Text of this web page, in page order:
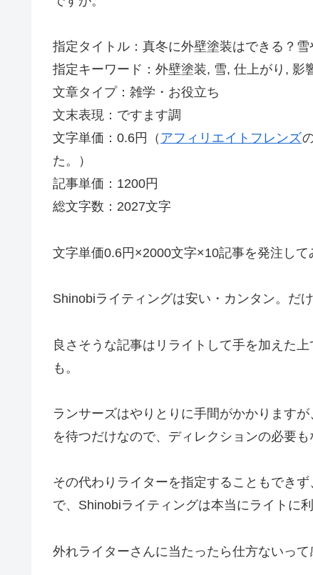
指定タイトル：真冬に外壁塗装はできる？
指定キーワード：外壁塗装, 雪, 仕上がり, 影
文章タイプ：雑学・お役立ち
文末表現：ですます調
文字単価：0.6円（ アフィリエイトフレンズ
た。）
記事単価：1200円
総文字数：2027文字
文字単価0.6円×2000文字×10記事を発注して
Shinobiライティングは安い・カンタン。だ
良さそうな記事はリライトして手を加えた
も。
ランサーズはやりとりに手間がかかります
を待つだけなので、ディレクションの必要
その代わりライターを指定することもでき
で、Shinobiライティングは本当にライトに
外れライターさんに当たったら仕方ないって